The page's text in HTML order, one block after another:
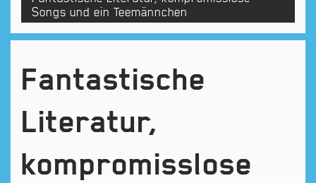
Songs und ein Teemännchen
Fantastische
Literatur,
kompromisslose